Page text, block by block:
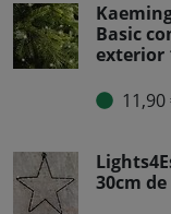
Basic
exterior
30cm